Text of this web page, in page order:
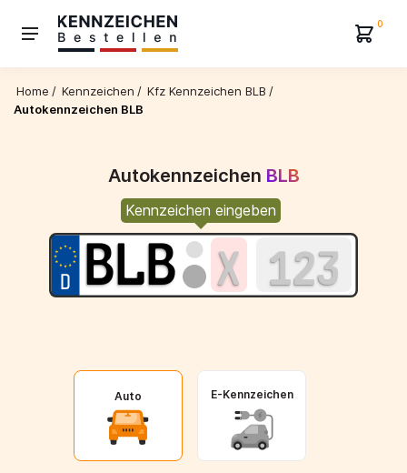
0
Home / Kennzeichen / Kfz Kennzeichen BLB /
Autokennzeichen BLB
Autokennzeichen BLB
Kennzeichen eingeben
Auto E-Kennzeichen